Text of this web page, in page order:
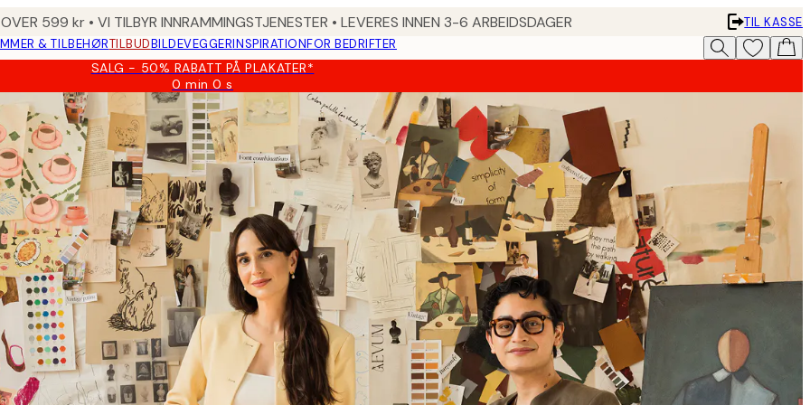
599 kr • VI TILBYR INNRAMMINGSTJENESTER • LEVERES INNEN 3-6 ARBEIDSDAGER
TIL KASSE
& TILBEHØRTILBUDBILDEVEGGERINSPIRATIONFOR BEDRIFTER
SALG - 50% RABATT PÅ PLAKATER*
0 min0 s
Gyldig
til
og
med:
2026-
08-
09